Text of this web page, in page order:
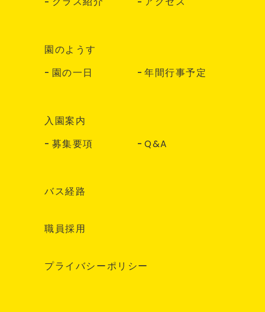
園のようす
園の一日
年間行事予定
入園案内
募集要項
Q&A
バス経路
職員採用
プライバシーポリシー